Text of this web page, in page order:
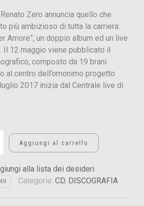
12,90€.
Zero annuncia quello che
più ambizioso di tutta la carriera:
Amore”, un doppio album ed un live
Il 12 maggio viene pubblicato il
composto da 19 brani
al centro dell’omonimo progetto
2017 inizia dal Centrale live di
Aggiungi al carrello
alla lista dei desideri
Categorie: CD, DISCOGRAFIA